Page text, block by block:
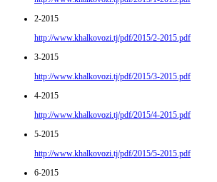
2-2015
http://www.khalkovozi.tj/pdf/2015/2-2015.pdf
3-2015
http://www.khalkovozi.tj/pdf/2015/3-2015.pdf
4-2015
http://www.khalkovozi.tj/pdf/2015/4-2015.pdf
5-2015
http://www.khalkovozi.tj/pdf/2015/5-2015.pdf
6-2015